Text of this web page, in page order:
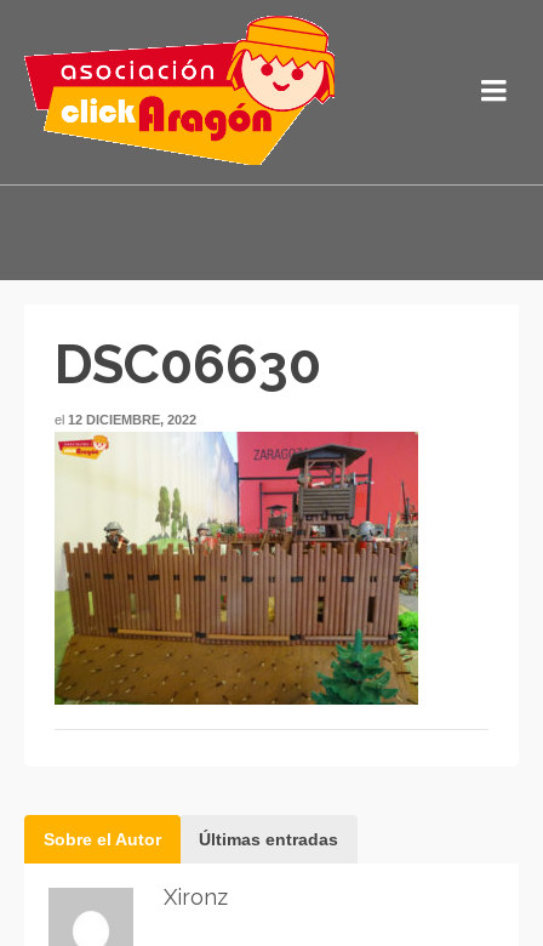
DSC06630
el 12 DICIEMBRE, 2022
Sobre el Autor Últimas entradas
Xironz